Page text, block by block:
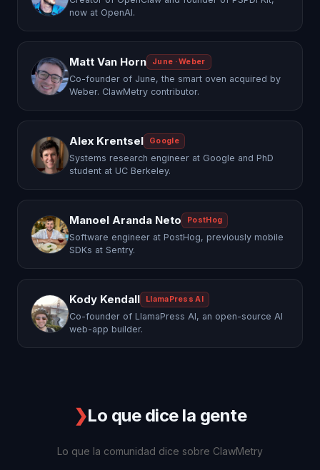
now at OpenAI.
Matt Van Horn June · Weber
Co-founder of June, the smart oven acquired by
Weber. ClawMetry contributor.
Alex Krentsel Google
Systems research engineer at Google and PhD
student at UC Berkeley.
Manoel Aranda Neto PostHog
Software engineer at PostHog, previously mobile
SDKs at Sentry.
Kody Kendall LlamaPress AI
Co-founder of LlamaPress AI, an open-source AI
web-app builder.
❯Lo que dice la gente
Lo que la comunidad dice sobre ClawMetry